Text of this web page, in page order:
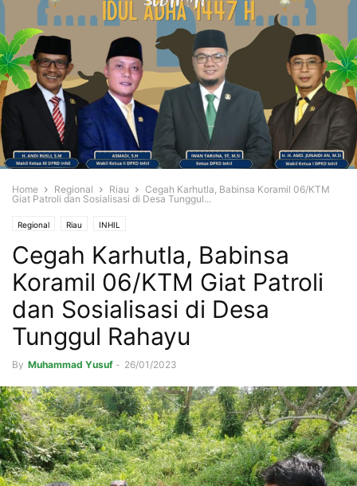
Home Regional Riau
Cegah Karhutla, Babinsa Koramil 06/KTM
Giat Patroli dan Sosialisasi di Desa Tunggul...
Regional Riau INHIL
Cegah Karhutla, Babinsa
Koramil 06/KTM Giat Patroli
dan Sosialisasi di Desa
Tunggul Rahayu
By Muhammad Yusuf - 26/01/2023